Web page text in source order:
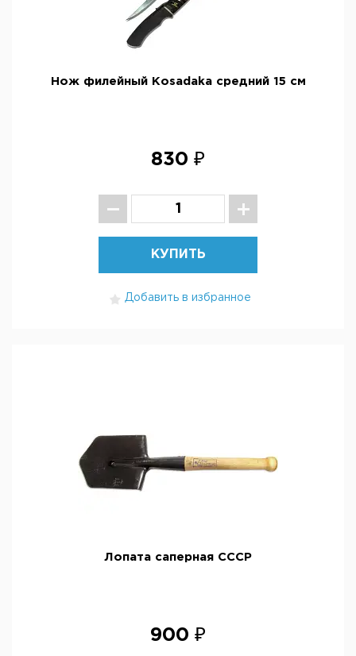
Нож филейный Kosadaka средний 15 см
830 ₽
КУПИТЬ
Добавить в избранное
Лопата саперная СССР
900 ₽